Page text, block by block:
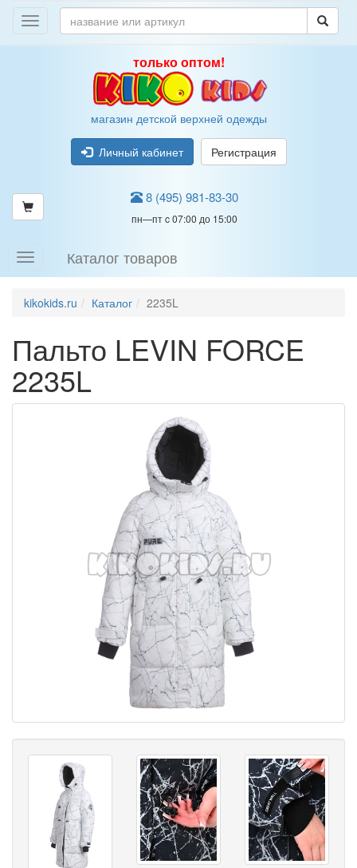
только оптом!
магазин детской верхней одежды
Личный кабинет Регистрация
8 (495) 981-83-30
пн—пт c 07:00 до 15:00
Каталог товаров
kikokids.ru Каталог 2235L
Пальто LEVIN FORCE
2235L